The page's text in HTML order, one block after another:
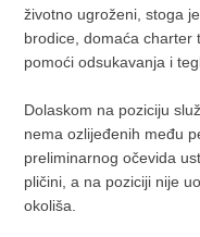
životno ugroženi, stoga
brodice, domaća charter
pomoći odsukavanja i
Dolaskom na poziciju
nema ozlijeđenih među
preliminarnog očevida
pličini, a na poziciji nije
okoliša.